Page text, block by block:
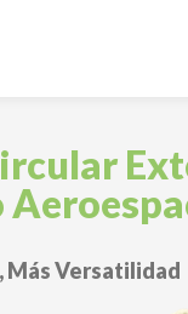
Más Versatilidad